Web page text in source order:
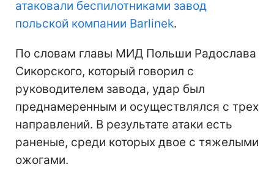
атаковали беспилотниками завод
польской компании Barlinek.
По словам главы МИД Польши Радослава
Сикорского, который говорил с
руководителем завода, удар был
преднамеренным и осуществлялся с трех
направлений. В результате атаки есть
раненые, среди которых двое с тяжелыми
ожогами.